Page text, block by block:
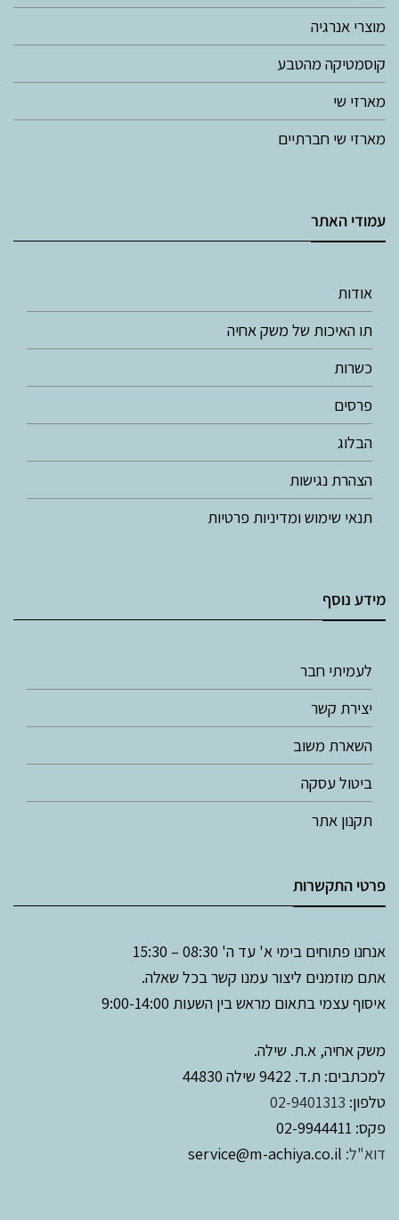
מוצרי אנרגיה
קוסמטיקה מהטבע
מארזי שי
מארזי שי חברתיים
עמודי האתר
אודות
תו האיכות של משק אחיה
כשרות
פרסים
הבלוג
הצהרת נגישות
תנאי שימוש ומדיניות פרטיות
מידע נוסף
לעמיתי חבר
יצירת קשר
השארת משוב
ביטול עסקה
תקנון אתר
פרטי התקשרות
אנחנו פתוחים בימי א' עד ה' 08:30 – 15:30
אתם מוזמנים ליצור עמנו קשר בכל שאלה.
איסוף עצמי בתאום מראש בין השעות 9:00-14:00
משק אחיה, א.ת. שילה.
למכתבים: ת.ד. 9422 שילה 44830
טלפון: 02-9401313
פקס: 02-9944411
דוא"ל: service@m-achiya.co.il